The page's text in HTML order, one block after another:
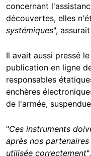
concernant
découvertes, elles
systémiques",
Il avait aussi pressé
publication en ligne
responsables
enchères
de l'armée,
"Ces instruments
après nos
utilisée correctement